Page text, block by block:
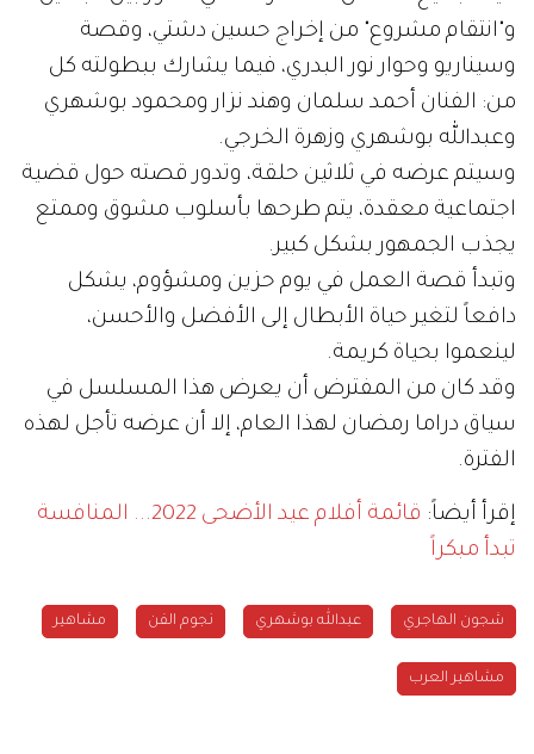
و"انتقام مشروع" من إخراج حسين دشتي، وقصة
وسيناريو وحوار نور البدري، فيما يشارك ببطولته كل
من: الفنان أحمد سلمان وهند نزار ومحمود بوشهري
وعبدالله بوشهري وزهرة الخرجي.
وسيتم عرضه في ثلاثين حلقة، وتدور قصته حول قضية
اجتماعية معقدة، يتم طرحها بأسلوب مشوق وممتع
يجذب الجمهور بشكل كبير.
وتبدأ قصة العمل في يوم حزين ومشؤوم، يشكل
دافعاً لتغير حياة الأبطال إلى الأفضل والأحسن،
لينعموا بحياة كريمة.
وقد كان من المفترض أن يعرض هذا المسلسل في
سياق دراما رمضان لهذا العام، إلا أن عرضه تأجل لهذه
الفترة.
إقرأ أيضاً:
قائمة أفلام عيد الأضحى 2022... المنافسة
تبدأ مبكراً
شجون الهاجري عبدالله بوشهري نجوم الفن مشاهير
مشاهير العرب